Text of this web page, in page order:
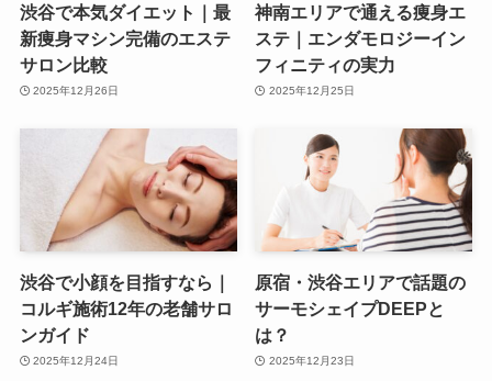
渋谷で本気ダイエット｜最
新痩身マシン完備のエステ
サロン比較
2025年12月26日
神南エリアで通える痩身エ
ステ｜エンダモロジーイン
フィニティの実力
2025年12月25日
渋谷で小顔を目指すなら｜
コルギ施術12年の老舗サロ
ンガイド
2025年12月24日
原宿・渋谷エリアで話題の
サーモシェイプDEEPと
は？
2025年12月23日